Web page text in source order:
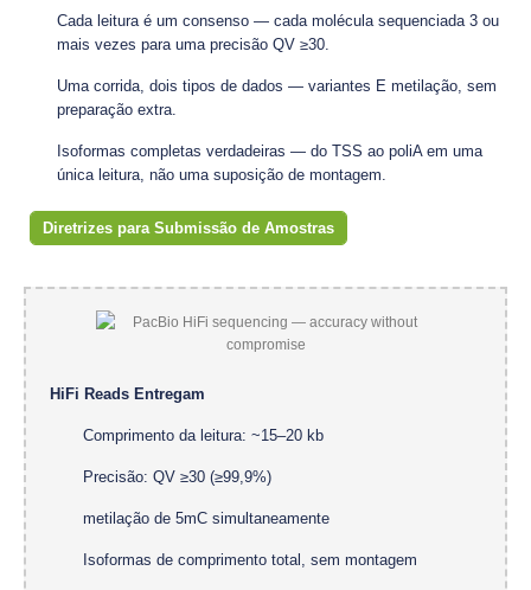
Cada leitura é um consenso — cada molécula sequenciada 3 ou
mais vezes para uma precisão QV ≥30.
Uma corrida, dois tipos de dados — variantes E metilação, sem
preparação extra.
Isoformas completas verdadeiras — do TSS ao poliA em uma
única leitura, não uma suposição de montagem.
Diretrizes para Submissão de Amostras
HiFi Reads Entregam
Comprimento da leitura: ~15–20 kb
Precisão: QV ≥30 (≥99,9%)
metilação de 5mC simultaneamente
Isoformas de comprimento total, sem montagem